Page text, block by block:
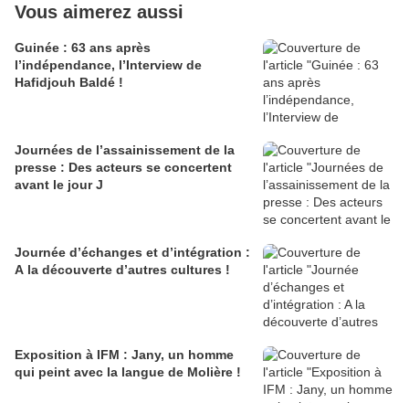
Vous aimerez aussi
Guinée : 63 ans après
l’indépendance, l’Interview de
Hafidjouh Baldé !
Journées de l’assainissement de la
presse : Des acteurs se concertent
avant le jour J
Journée d’échanges et d’intégration :
A la découverte d’autres cultures !
Exposition à IFM : Jany, un homme
qui peint avec la langue de Molière !